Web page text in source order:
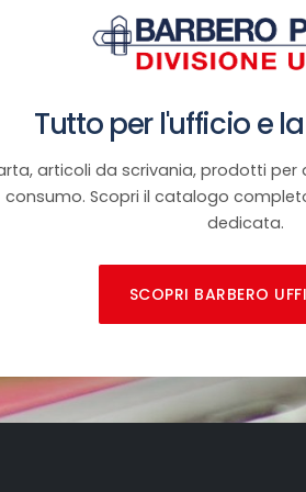
Tutto per l'ufficio e
articoli da scrivania, prodotti per
consumo. Scopri il catalogo
dedicata.
SCOPRI BARBERO